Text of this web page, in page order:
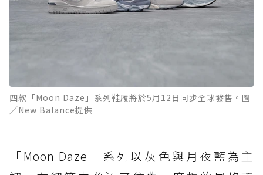
四款「Moon Daze」系列鞋履將於5月12日同步全球發售。圖
／New Balance提供
「Moon Daze」系列以灰色與月夜藍為主